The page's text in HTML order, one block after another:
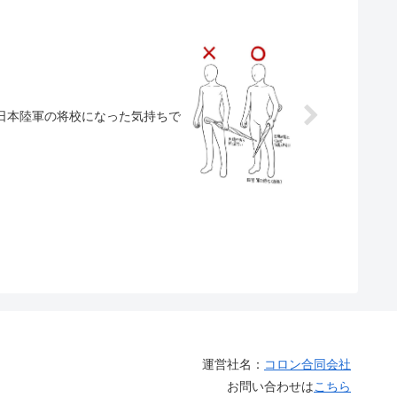
本陸軍の将校になった気持ちで
運営社名： コロン合同会社
お問い合わせはこちら